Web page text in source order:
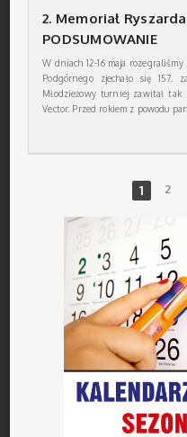
2. Memoriał
PODSUMOWANIE
W dniach 12-16 maja
Podgórnego zjechało się 157.
Młodzieżowy turniej zawitał
Vector. Przed rokiem z powodu
1 2